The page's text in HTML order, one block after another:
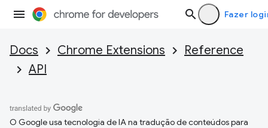
Fazer
Docs Chrome Extensions
Reference
API
O Google usa tecnologia de IA na tradução de conteúdos para